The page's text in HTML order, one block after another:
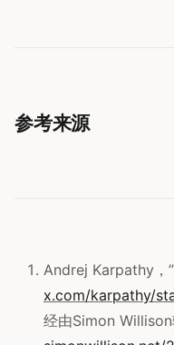
参考来源
Andrej Karpathy，
x.com/karpathy/
经由Simon Willison